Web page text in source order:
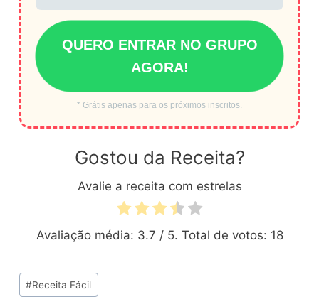
QUERO ENTRAR NO GRUPO
AGORA!
* Grátis apenas para os próximos inscritos.
Gostou da Receita?
Avalie a receita com estrelas
Avaliação média: 3.7 / 5. Total de votos: 18
Tags
do
#Receita Fácil